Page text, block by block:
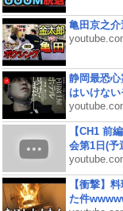
亀田京之
静岡最恐
はいけな
【CH1 前
会第1日(予
【衝撃】
た件